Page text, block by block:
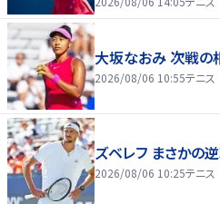
大坂なおみ 次戦
2026/08/06 10:55テニス
ズベレフ まさかの
2026/08/06 10:25テニス